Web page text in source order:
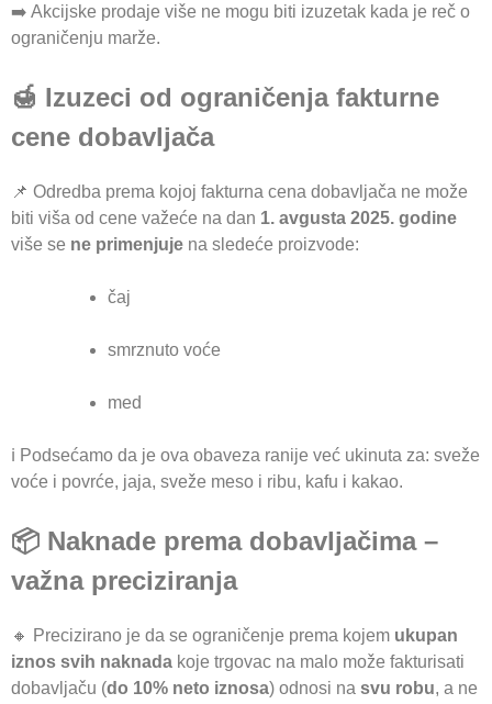
➡️ Akcijske prodaje više ne mogu biti izuzetak kada je reč o
ograničenju marže.
🍯 Izuzeci od ograničenja fakturne
cene dobavljača
📌 Odredba prema kojoj fakturna cena dobavljača ne može
biti viša od cene važeće na dan 1. avgusta 2025. godine
više se ne primenjuje na sledeće proizvode:
čaj
smrznuto voće
med
ℹ️ Podsećamo da je ova obaveza ranije već ukinuta za: sveže
voće i povrće, jaja, sveže meso i ribu, kafu i kakao.
📦 Naknade prema dobavljačima –
važna preciziranja
🔸 Precizirano je da se ograničenje prema kojem ukupan
iznos svih naknada koje trgovac na malo može fakturisati
dobavljaču (do 10% neto iznosa) odnosi na svu robu, a ne